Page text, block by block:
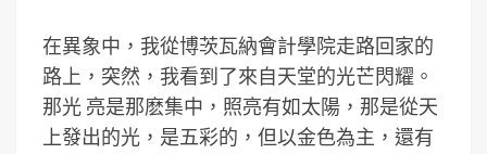
在異象中，我從博茨瓦納會計學院走路回家的
路上，突然，我看到了來自天堂的光芒閃耀。
那光 亮是那麽集中，照亮有如太陽，那是從天
上發出的光，是五彩的，但以金色為主，還有